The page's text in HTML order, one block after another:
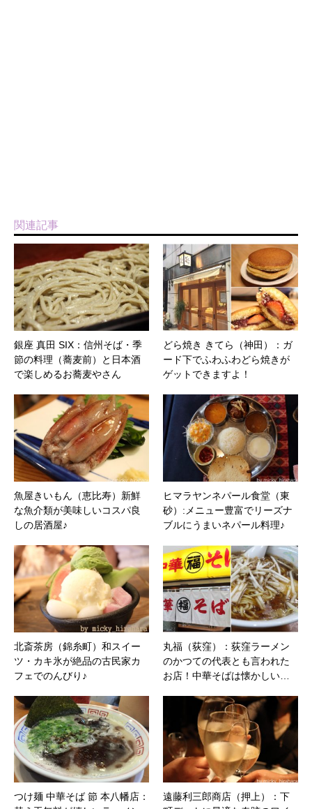
関連記事
銀座 真田 SIX：信州そば・季
節の料理（蕎麦前）と日本酒
で楽しめるお蕎麦やさん
どら焼き きてら（神田）：ガ
ード下でふわふわどら焼きが
ゲットできますよ！
魚屋きいもん（恵比寿）新鮮
な魚介類が美味しいコスパ良
しの居酒屋♪
ヒマラヤンネパール食堂（東
砂）:メニュー豊富でリーズナ
ブルにうまいネパール料理♪
北斎茶房（錦糸町）和スイー
ツ・カキ氷が絶品の古民家カ
フェでのんびり♪
丸福（荻窪）：荻窪ラーメン
のかつての代表とも言われた
お店！中華そばは懐かしい…
つけ麺 中華そば 節 本八幡店：
遠藤利三郎商店（押上）：下